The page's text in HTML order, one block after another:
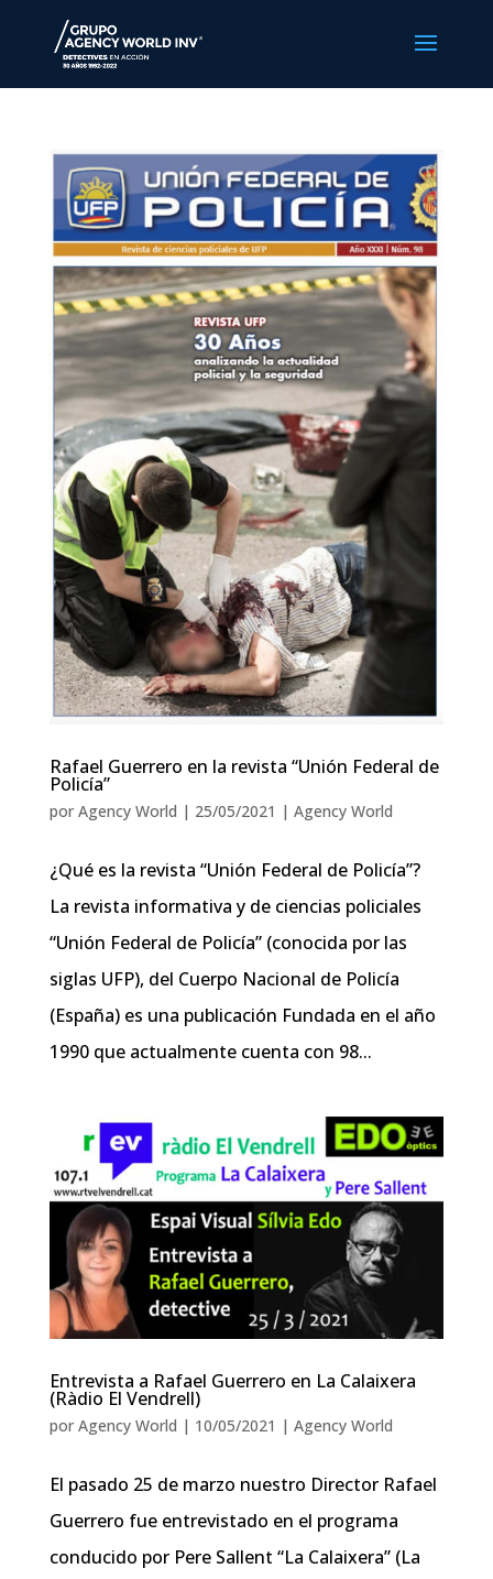
Rafael Guerrero en la revista “Unión Federal de
Policía”
por Agency World | 25/05/2021 | Agency World
¿Qué es la revista “Unión Federal de Policía”?
La revista informativa y de ciencias policiales
“Unión Federal de Policía” (conocida por las
siglas UFP), del Cuerpo Nacional de Policía
(España) es una publicación Fundada en el año
1990 que actualmente cuenta con 98...
Entrevista a Rafael Guerrero en La Calaixera
(Ràdio El Vendrell)
por Agency World | 10/05/2021 | Agency World
El pasado 25 de marzo nuestro Director Rafael
Guerrero fue entrevistado en el programa
conducido por Pere Sallent “La Calaixera” (La